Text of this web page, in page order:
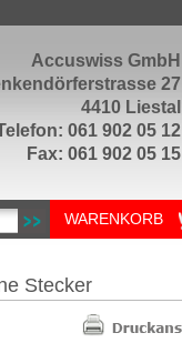
Accuswiss GmbH
27
4410 Liestal
061 902 05 12
Fax: 061 902 05 15
WARENKORB
Stecker